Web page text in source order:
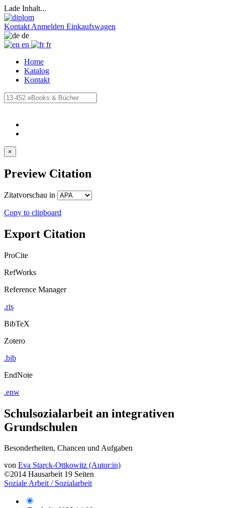
Lade Inhalt...
Kontakt Anmelden Einkaufswagen
de
en
fr
Home
Katalog
Kontakt
×
Preview Citation
Zitatvorschau in
Copy to clipboard
Export Citation
ProCite
RefWorks
Reference Manager
.ris
BibTeX
Zotero
.bib
EndNote
.enw
Schulsozialarbeit an integrativen
Grundschulen
Besonderheiten, Chancen und Aufgaben
von Eva Starck-Ottkowitz (Autor:in)
©2014 Hausarbeit 19 Seiten
Soziale Arbeit / Sozialarbeit